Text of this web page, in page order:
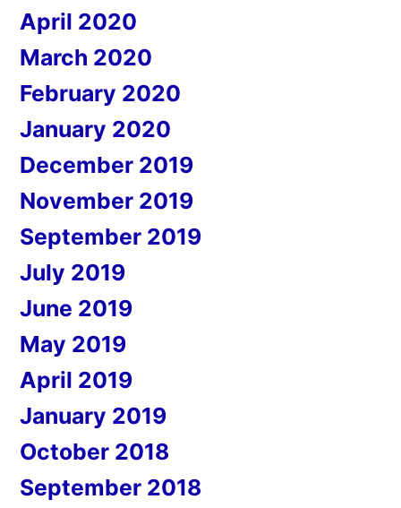
April 2020
March 2020
February 2020
January 2020
December 2019
November 2019
September 2019
July 2019
June 2019
May 2019
April 2019
January 2019
October 2018
September 2018